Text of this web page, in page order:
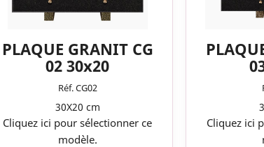
PLAQUE GRANIT CG
02 30x20
Réf. CG02
30X20 cm
Cliquez ici pour sélectionner ce
modèle.
Cliquez ici